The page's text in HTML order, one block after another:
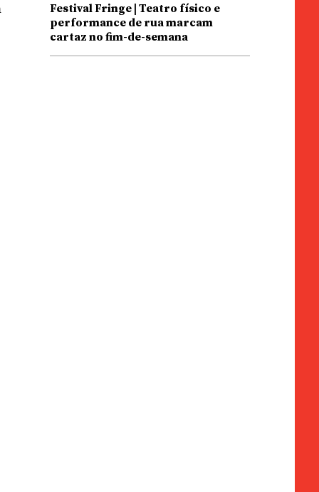
Festival Fringe | Teatro físico e
performance de rua marcam
cartaz no fim-de-semana